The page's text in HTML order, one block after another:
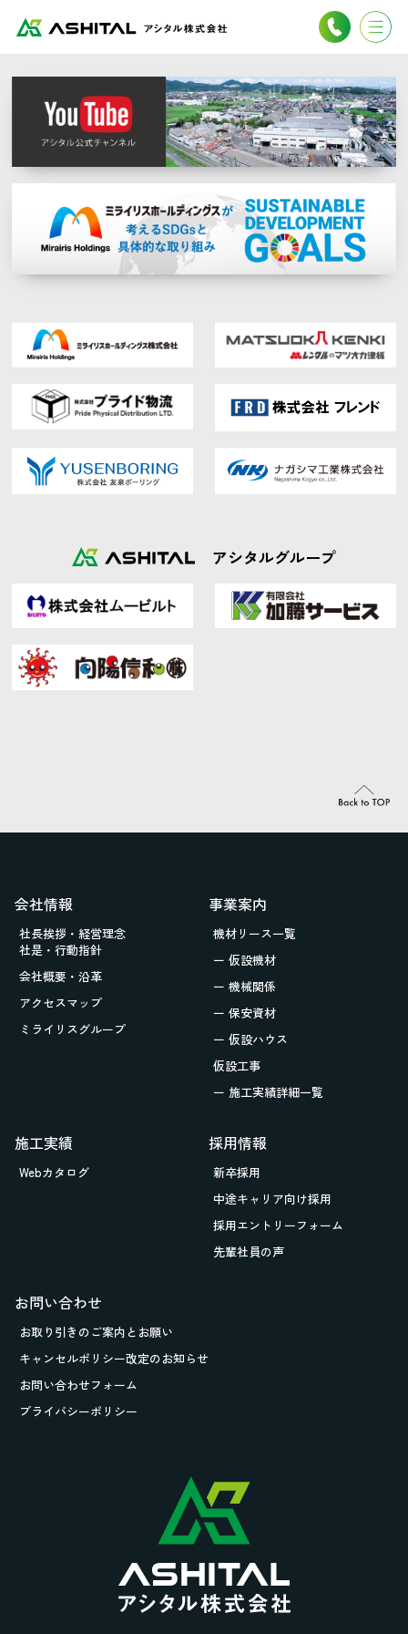
アシタルグループ
会社情報
社長挨拶・経営理念
社是・行動指針
会社概要・沿革
アクセスマップ
ミライリスグループ
事業案内
機材リース一覧
ー 仮設機材
ー 機械関係
ー 保安資材
ー 仮設ハウス
仮設工事
ー 施工実績詳細一覧
施工実績
Webカタログ
採用情報
新卒採用
中途キャリア向け採用
採用エントリーフォーム
先輩社員の声
お問い合わせ
お取り引きのご案内とお願い
キャンセルポリシー改定のお知らせ
お問い合わせフォーム
プライバシーポリシー